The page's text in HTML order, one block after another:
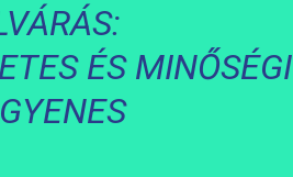
ÉS MINŐSÉGI